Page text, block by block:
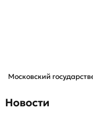
Московский
Новости